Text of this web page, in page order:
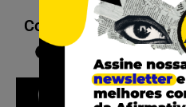
Compartilhar: